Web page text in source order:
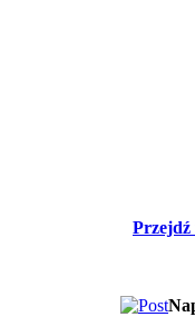
Przejdź